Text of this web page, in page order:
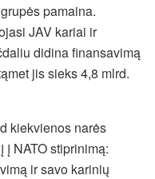
pamaina.
JAV kariai ir
didina finansavimą
jis sieks 4,8 mlrd.
kiekvienos narės
NATO stiprinimą:
ir savo karinių